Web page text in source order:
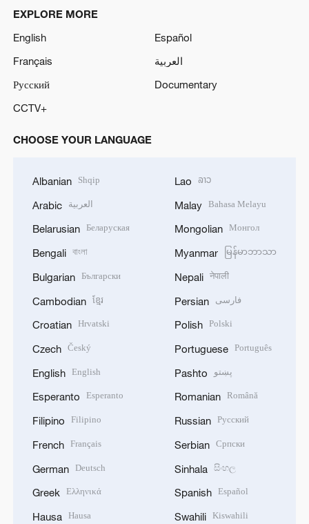
EXPLORE MORE
English
Español
Français
العربية
Русский
Documentary
CCTV+
CHOOSE YOUR LANGUAGE
Albanian Shqip
Arabic العربية
Belarusian Беларуская
Bengali বাংলা
Bulgarian Български
Cambodian ខ្មែរ
Croatian Hrvatski
Czech Český
English English
Esperanto Esperanto
Filipino Filipino
French Français
German Deutsch
Greek Ελληνικά
Hausa Hausa
Lao ລາວ
Malay Bahasa Melayu
Mongolian Монгол
Myanmar မြန်မာဘာသာ
Nepali नेपाली
Persian فارسی
Polish Polski
Portuguese Português
Pashto پښتو
Romanian Română
Russian Русский
Serbian Српски
Sinhala සිංහල
Spanish Español
Swahili Kiswahili